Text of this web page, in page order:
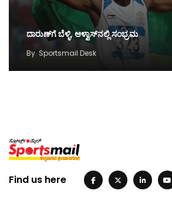
ದಾರುಣ್‌ಗೆ ಬೆಳ್ಳಿ, ಆಳ್ವಾಸ್‌ನಲ್ಲಿ ಸಂಭ್ರಮ
By Sportsmail Desk
Find us here